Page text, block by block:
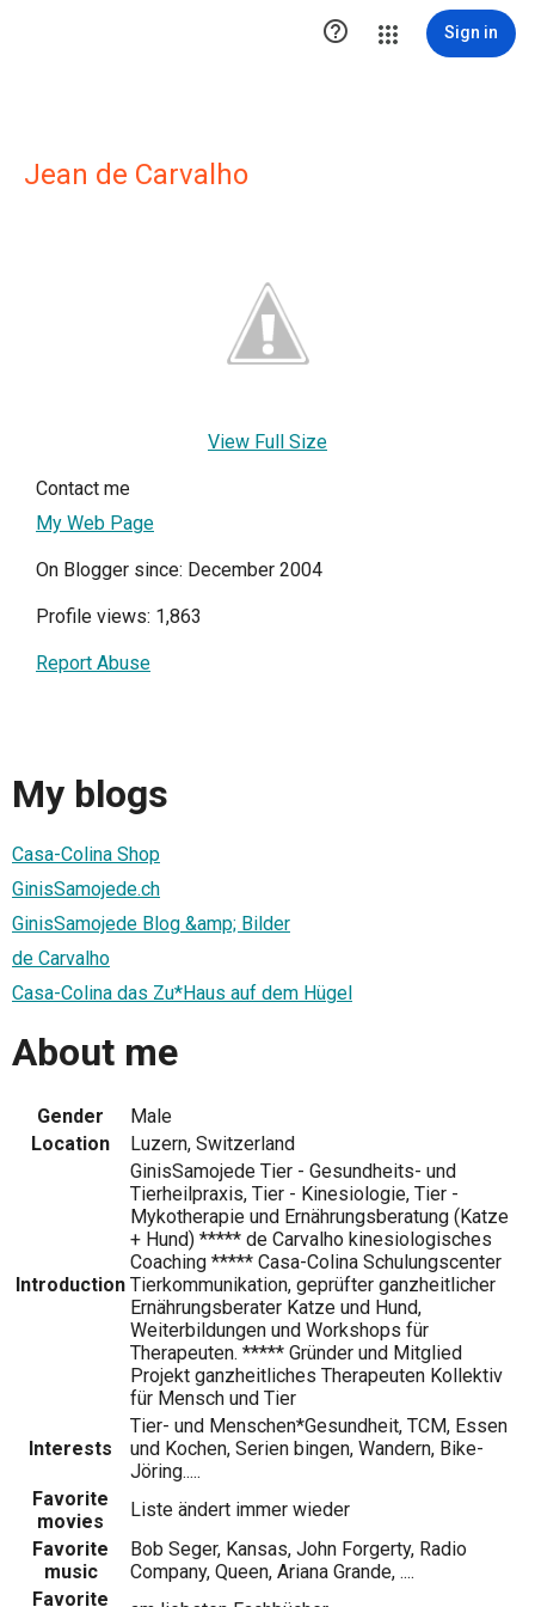
 Sign in
Jean de Carvalho
View Full Size
Contact me
My Web Page
On Blogger since: December 2004
Profile views: 1,863
Report Abuse
My blogs
Casa-Colina Shop
GinisSamojede.ch
GinisSamojede Blog &amp; Bilder
de Carvalho
Casa-Colina das Zu*Haus auf dem Hügel
About me
Gender
Male
Location
Luzern, Switzerland
Introduction
GinisSamojede Tier - Gesundheits- und
Tierheilpraxis, Tier - Kinesiologie, Tier -
Mykotherapie und Ernährungsberatung (Katze
+ Hund) ***** de Carvalho kinesiologisches
Coaching ***** Casa-Colina Schulungscenter
Tierkommunikation, geprüfter ganzheitlicher
Ernährungsberater Katze und Hund,
Weiterbildungen und Workshops für
Therapeuten. ***** Gründer und Mitglied
Projekt ganzheitliches Therapeuten Kollektiv
für Mensch und Tier
Interests
Tier- und Menschen*Gesundheit, TCM, Essen
und Kochen, Serien bingen, Wandern, Bike-
Jöring.....
Favorite
movies
Liste ändert immer wieder
Favorite
music
Bob Seger, Kansas, John Forgerty, Radio
Company, Queen, Ariana Grande, ....
Favorite